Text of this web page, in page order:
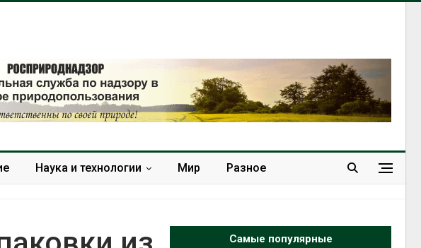
Наука и технологии Мир Разное
Самые популярные